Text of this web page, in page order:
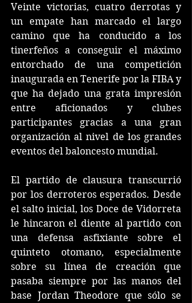
Veinte victorias, cuatro derrotas y
un empate han marcado el largo
camino que ha conducido a los
tinerfeños a conseguir el máximo
entorchado de una competición
inaugurada en Tenerife por la FIBA y
que ha dejado una grata impresión
entre aficionados y clubes
participantes gracias a una gran
organización al nivel de los grandes
eventos del baloncesto mundial.
El partido de clausura transcurrió
por los derroteros esperados. Desde
el salto inicial, los Doce de Vidorreta
le hincaron el diente al partido con
una defensa asfixiante sobre el
quinteto otomano, especialmente
sobre su línea de creación que
pasaba siempre por las manos del
base Jordan Theodore que sólo se